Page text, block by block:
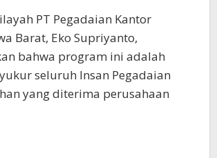
PT Pegadaian Kantor
Barat, Eko Supriyanto,
bahwa program ini adalah
seluruh Insan Pegadaian
yang diterima perusahaan